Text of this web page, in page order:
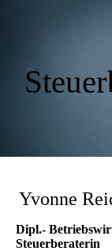
Yvonne
Dipl.-
Steuerberaterin